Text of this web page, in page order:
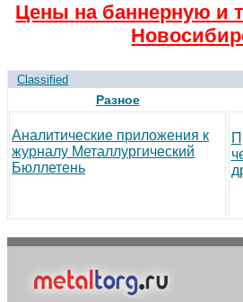
Цены на баннерную и
Classified
Разное
Аналитические приложения к
журналу Металлургический
Бюллетень